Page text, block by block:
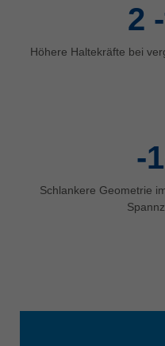
2
Höhere Haltekräfte bei
-
Schlankere Geometrie